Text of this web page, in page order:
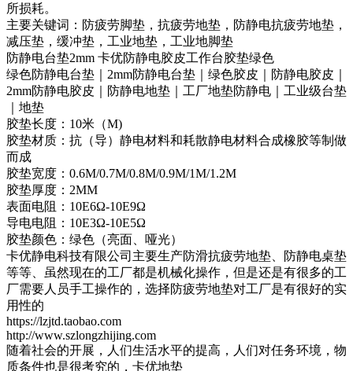
所损耗。
主要关键词：防疲劳脚垫，抗疲劳地垫，防静电抗疲劳地垫，
减压垫，缓冲垫，工业地垫，工业地脚垫
防静电台垫2mm 卡优防静电胶皮工作台胶垫绿色
绿色防静电台垫｜2mm防静电台垫｜绿色胶皮｜防静电胶皮｜
2mm防静电胶皮｜防静电地垫｜工厂地垫防静电｜工业级台垫
｜地垫
胶垫长度：10米（M)
胶垫材质：抗（导）静电材料和耗散静电材料合成橡胶等制做
而成
胶垫宽度：0.6M/0.7M/0.8M/0.9M/1M/1.2M
胶垫厚度：2MM
表面电阻：10E6Ω-10E9Ω
导电电阻：10E3Ω-10E5Ω
胶垫颜色：绿色（亮面、哑光）
卡优静电科技有限公司主要生产防滑抗疲劳地垫、防静电桌垫
等等、虽然现在的工厂都是机械化操作，但是还是有很多的工
厂需要人员手工操作的，选择防疲劳地垫对工厂是有很好的实
用性的
https://lzjtd.taobao.com
http://www.szlongzhijing.com
随着社会的开展，人们生活水平的提高，人们对任务环境，物
质条件也是很考究的，卡优地垫